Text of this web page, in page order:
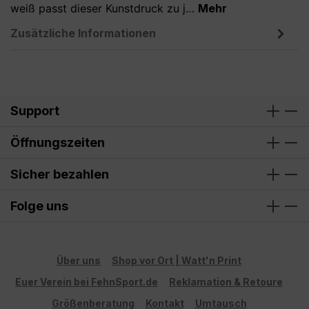
weiß passt dieser Kunstdruck zu j… Mehr
Zusätzliche Informationen
Support
Öffnungszeiten
Sicher bezahlen
Folge uns
Über uns
Shop vor Ort | Watt'n Print
Euer Verein bei FehnSport.de
Reklamation & Retoure
Größenberatung
Kontakt Umtausch